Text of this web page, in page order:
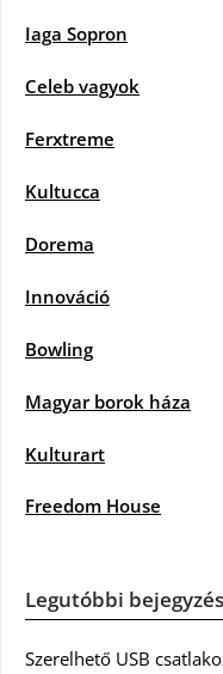
Iaga Sopron
Celeb vagyok
Ferxtreme
Kultucca
Dorema
Innováció
Bowling
Magyar borok háza
Kulturart
Freedom House
Legutóbbi
Szerelhető USB